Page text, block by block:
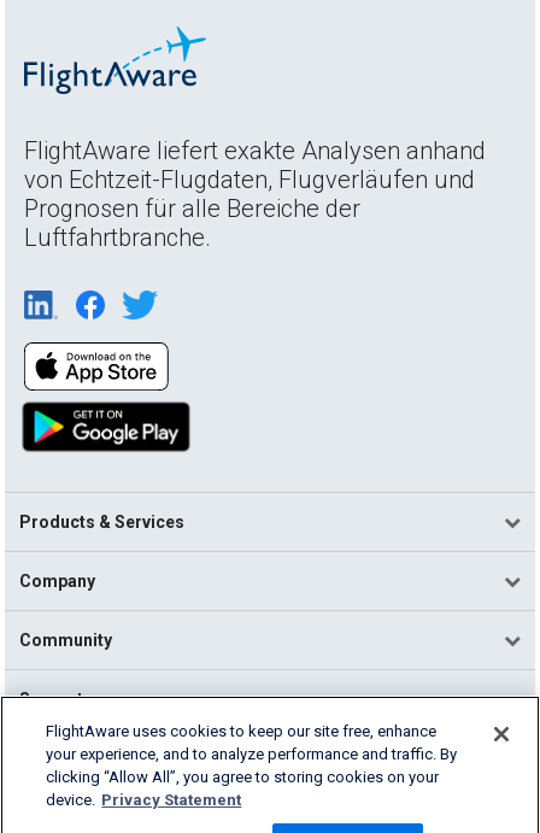
FlightAware liefert exakte Analysen anhand
von Echtzeit-Flugdaten, Flugverläufen und
Prognosen für alle Bereiche der
Luftfahrtbranche.
Products & Services
Company
Community
Support
English (USA)
2026 FlightAware
Cookie Settings
FlightAware uses cookies to keep our site free, enhance
your experience, and to analyze performance and traffic. By
clicking “Allow All”, you agree to storing cookies on your
device. Privacy Statement